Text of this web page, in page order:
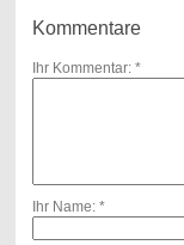
Kommentare
Ihr Kommentar: *
Ihr Name: *